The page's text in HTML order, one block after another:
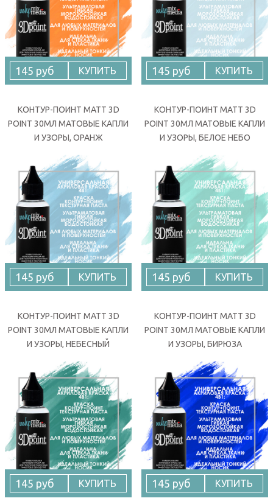
145 руб КУПИТЬ
КОНТУР-ПОИНТ MATT 3D
POINT 30МЛ МАТОВЫЕ КАПЛИ
И УЗОРЫ, ОРАНЖ
145 руб КУПИТЬ
КОНТУР-ПОИНТ MATT 3D
POINT 30МЛ МАТОВЫЕ КАПЛИ
И УЗОРЫ, БЕЛОЕ НЕБО
145 руб КУПИТЬ
КОНТУР-ПОИНТ MATT 3D
POINT 30МЛ МАТОВЫЕ КАПЛИ
И УЗОРЫ, НЕБЕСНЫЙ
145 руб КУПИТЬ
КОНТУР-ПОИНТ MATT 3D
POINT 30МЛ МАТОВЫЕ КАПЛИ
И УЗОРЫ, БИРЮЗА
145 руб КУПИТЬ 145 руб КУПИТЬ